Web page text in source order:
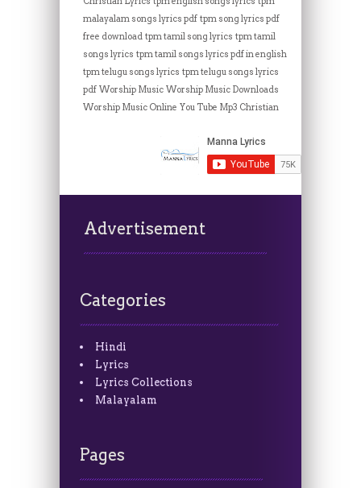
malayalam songs lyrics pdf tpm song lyrics pdf
free download tpm tamil song lyrics tpm tamil
songs lyrics tpm tamil songs lyrics pdf in english
tpm telugu songs lyrics tpm telugu songs lyrics
pdf Worship Music Worship Music Downloads
Worship Music Online You Tube Mp3 Christian
Advertisement
Categories
Hindi
Lyrics
Lyrics Collections
Malayalam
Pages